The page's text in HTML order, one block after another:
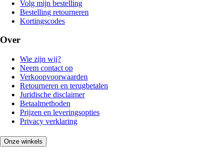
Volg mijn bestelling
Bestelling retourneren
Kortingscodes
Over
Wie zijn wij?
Neem contact op
Verkoopvoorwaarden
Retourneren en terugbetalen
Juridische disclaimer
Betaalmethoden
Prijzen en leveringsopties
Privacy verklaring
Onze winkels